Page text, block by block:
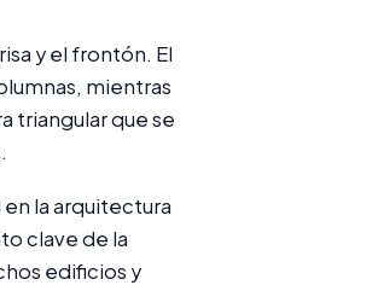
y el frontón. El
mientras
triangular que se
la arquitectura
clave de la
edificios y